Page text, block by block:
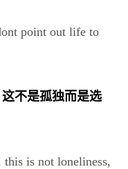
point out life to
不是孤独而是选
this is not loneliness,